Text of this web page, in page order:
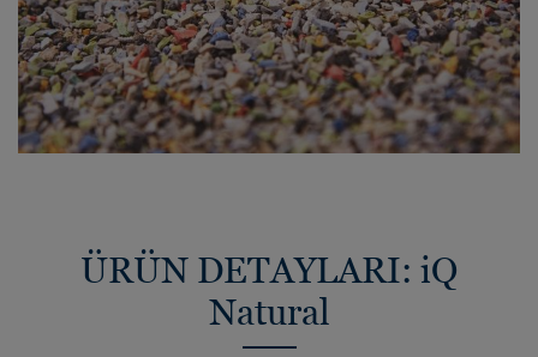
ÜRÜN DETAYLARI: iQ
Natural